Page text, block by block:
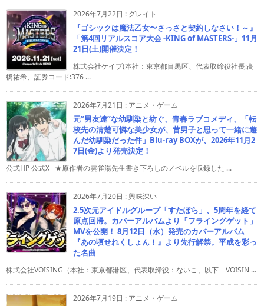
2026年7月22日 : グレイト
『ゴシックは魔法乙女〜さっさと契約しなさい！～』
「第4回リアルスコア大会 -KING of MASTERS-」11月
21日(土)開催決定！
株式会社ケイブ(本社：東京都目黒区、代表取締役社長:高
橋祐希、証券コード:376 ...
2026年7月21日 : アニメ・ゲーム
元”男友達”な幼馴染と紡ぐ、青春ラブコメディ、「転
校先の清楚可憐な美少女が、昔男子と思って一緒に遊
んだ幼馴染だった件」Blu-ray BOXが、2026年11月2
7日(金)より発売決定！
公式HP 公式X ★原作者の雲雀湯先生書き下ろしのノベルを収録した ...
2026年7月20日 :興味深い
2.5次元アイドルグループ「すたぽら」、5周年を経て
原点回帰。カバーアルバムより「フライングゲット」
MVを公開！ 8月12日（水）発売のカバーアルバム
『あの頃せれくしょん！』より先行解禁。平成を彩っ
た名曲
株式会社VOISING（本社：東京都港区、代表取締役：ないこ、以下「VOISIN ...
2026年7月19日 : アニメ・ゲーム